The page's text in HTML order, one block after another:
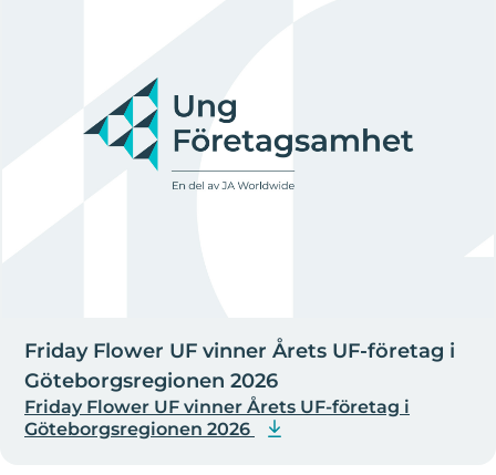
Friday Flower UF vinner Årets UF-företag i
Göteborgsregionen 2026
Friday Flower UF vinner Årets UF-företag i
Göteborgsregionen 2026